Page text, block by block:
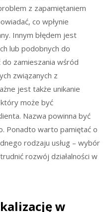
z zapamiętaniem
co wpłynie
Innym błędem jest
lub podobnych do
zamieszania wśród
związanych z
jest także unikanie
może być
Nazwa powinna być
Ponadto warto pamiętać o
rodzaju usług – wybór
rozwój działalności w
w